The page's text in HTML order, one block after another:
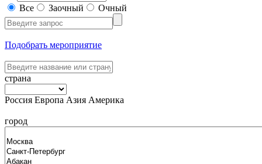
Все
Заочный Очный
Подобрать мероприятие
страна
Россия Европа Азия Америка
город